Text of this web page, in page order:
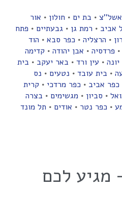
• בת ים • חולון • אור
אביב • רמת גן • גבעתיים • פתח
• הרצליה • כפר סבא • הוד
• פרדסיה • אבן יהודה • קדימה
• עין ורד • באר יעקב • בית
• בית עובד • נטעים • נס
כפר אביב • כפר מרדכי • קרית
• סביון • מגשימים • בצרה
• כפר נטר • אודים • תל מונד
מגיע לכם